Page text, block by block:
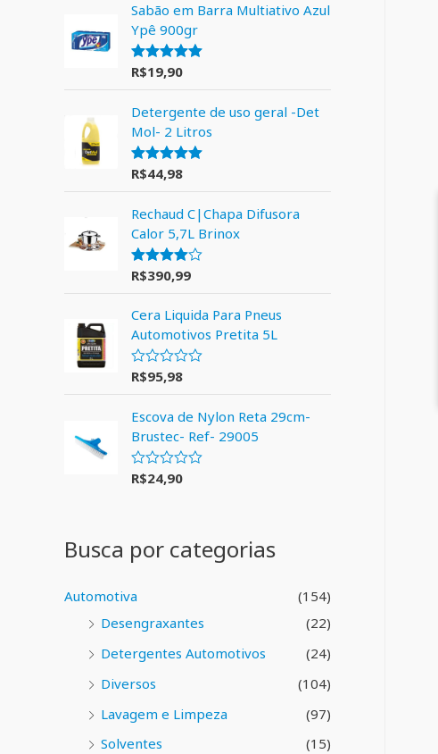
Sabão em Barra Multiativo Azul
Ypê 900gr
Avaliação
R$19,90
Detergente de uso geral -Det
Mol- 2 Litros
Avaliação
R$44,98
Rechaud C|Chapa Difusora
Calor 5,7L Brinox
Avaliação
R$390,99
Cera Liquida Para Pneus
Automotivos Pretita 5L
A
l
a
ç
o
R$95,98
Escova de Nylon Reta 29cm-
Brustec- Ref- 29005
A
a
ç
0
e
R$24,90
Busca por categorias
Automotiva
(154)
Desengraxantes
(22)
Detergentes Automotivos
(24)
Diversos
(104)
Lavagem e Limpeza
(97)
Solventes
(15)